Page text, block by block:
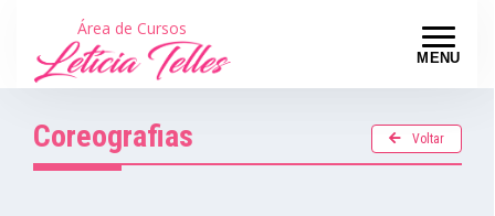
MENU
Área de Cursos
Coreografias Voltar